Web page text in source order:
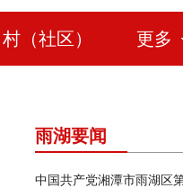
村（社区） 更多
雨湖要闻